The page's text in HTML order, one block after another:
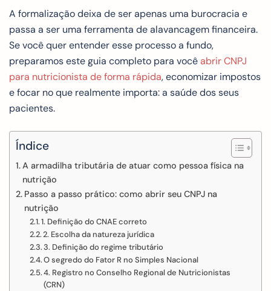
A formalização deixa de ser apenas uma burocracia e
passa a ser uma ferramenta de alavancagem financeira.
Se você quer entender esse processo a fundo,
preparamos este guia completo para vocêabrir CNPJ
para nutricionista de forma rápida, economizar impostos
e focar no que realmente importa: a saúde dos seus
pacientes.
Índice
A armadilha tributária de atuar como pessoa física na
nutrição
Passo a passo prático: como abrir seu CNPJ na
nutrição
1. Definição do CNAE correto
2. Escolha da natureza jurídica
3. Definição do regime tributário
O segredo do Fator R no Simples Nacional
4. Registro no Conselho Regional de Nutricionistas
(CRN)